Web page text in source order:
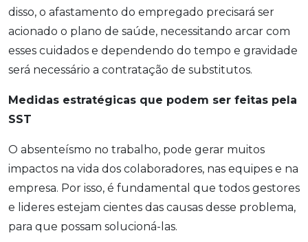
disso, o afastamento do empregado precisará ser
acionado o plano de saúde, necessitando arcar com
esses cuidados e dependendo do tempo e gravidade
será necessário a contratação de substitutos.
Medidas estratégicas que podem ser feitas pela
SST
O absenteísmo no trabalho, pode gerar muitos
impactos na vida dos colaboradores, nas equipes e na
empresa. Por isso, é fundamental que todos gestores
e lideres estejam cientes das causas desse problema,
para que possam solucioná-las.